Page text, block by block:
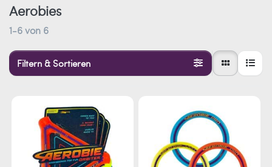
Aerobies
1-6von 6
Filtern & Sortieren